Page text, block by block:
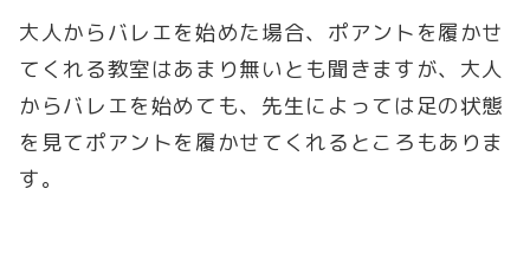
大人からバレエを始めた場合、ポアントを履かせ
てくれる教室はあまり無いとも聞きますが、大人
からバレエを始めても、先生によっては足の状態
を見てポアントを履かせてくれるところもありま
す。